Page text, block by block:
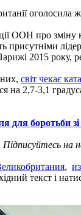
оголосила
ООН про
присутніми
2015 року,
світ чекає
на 2,7-3,1
для боротьби
на
,
текст і